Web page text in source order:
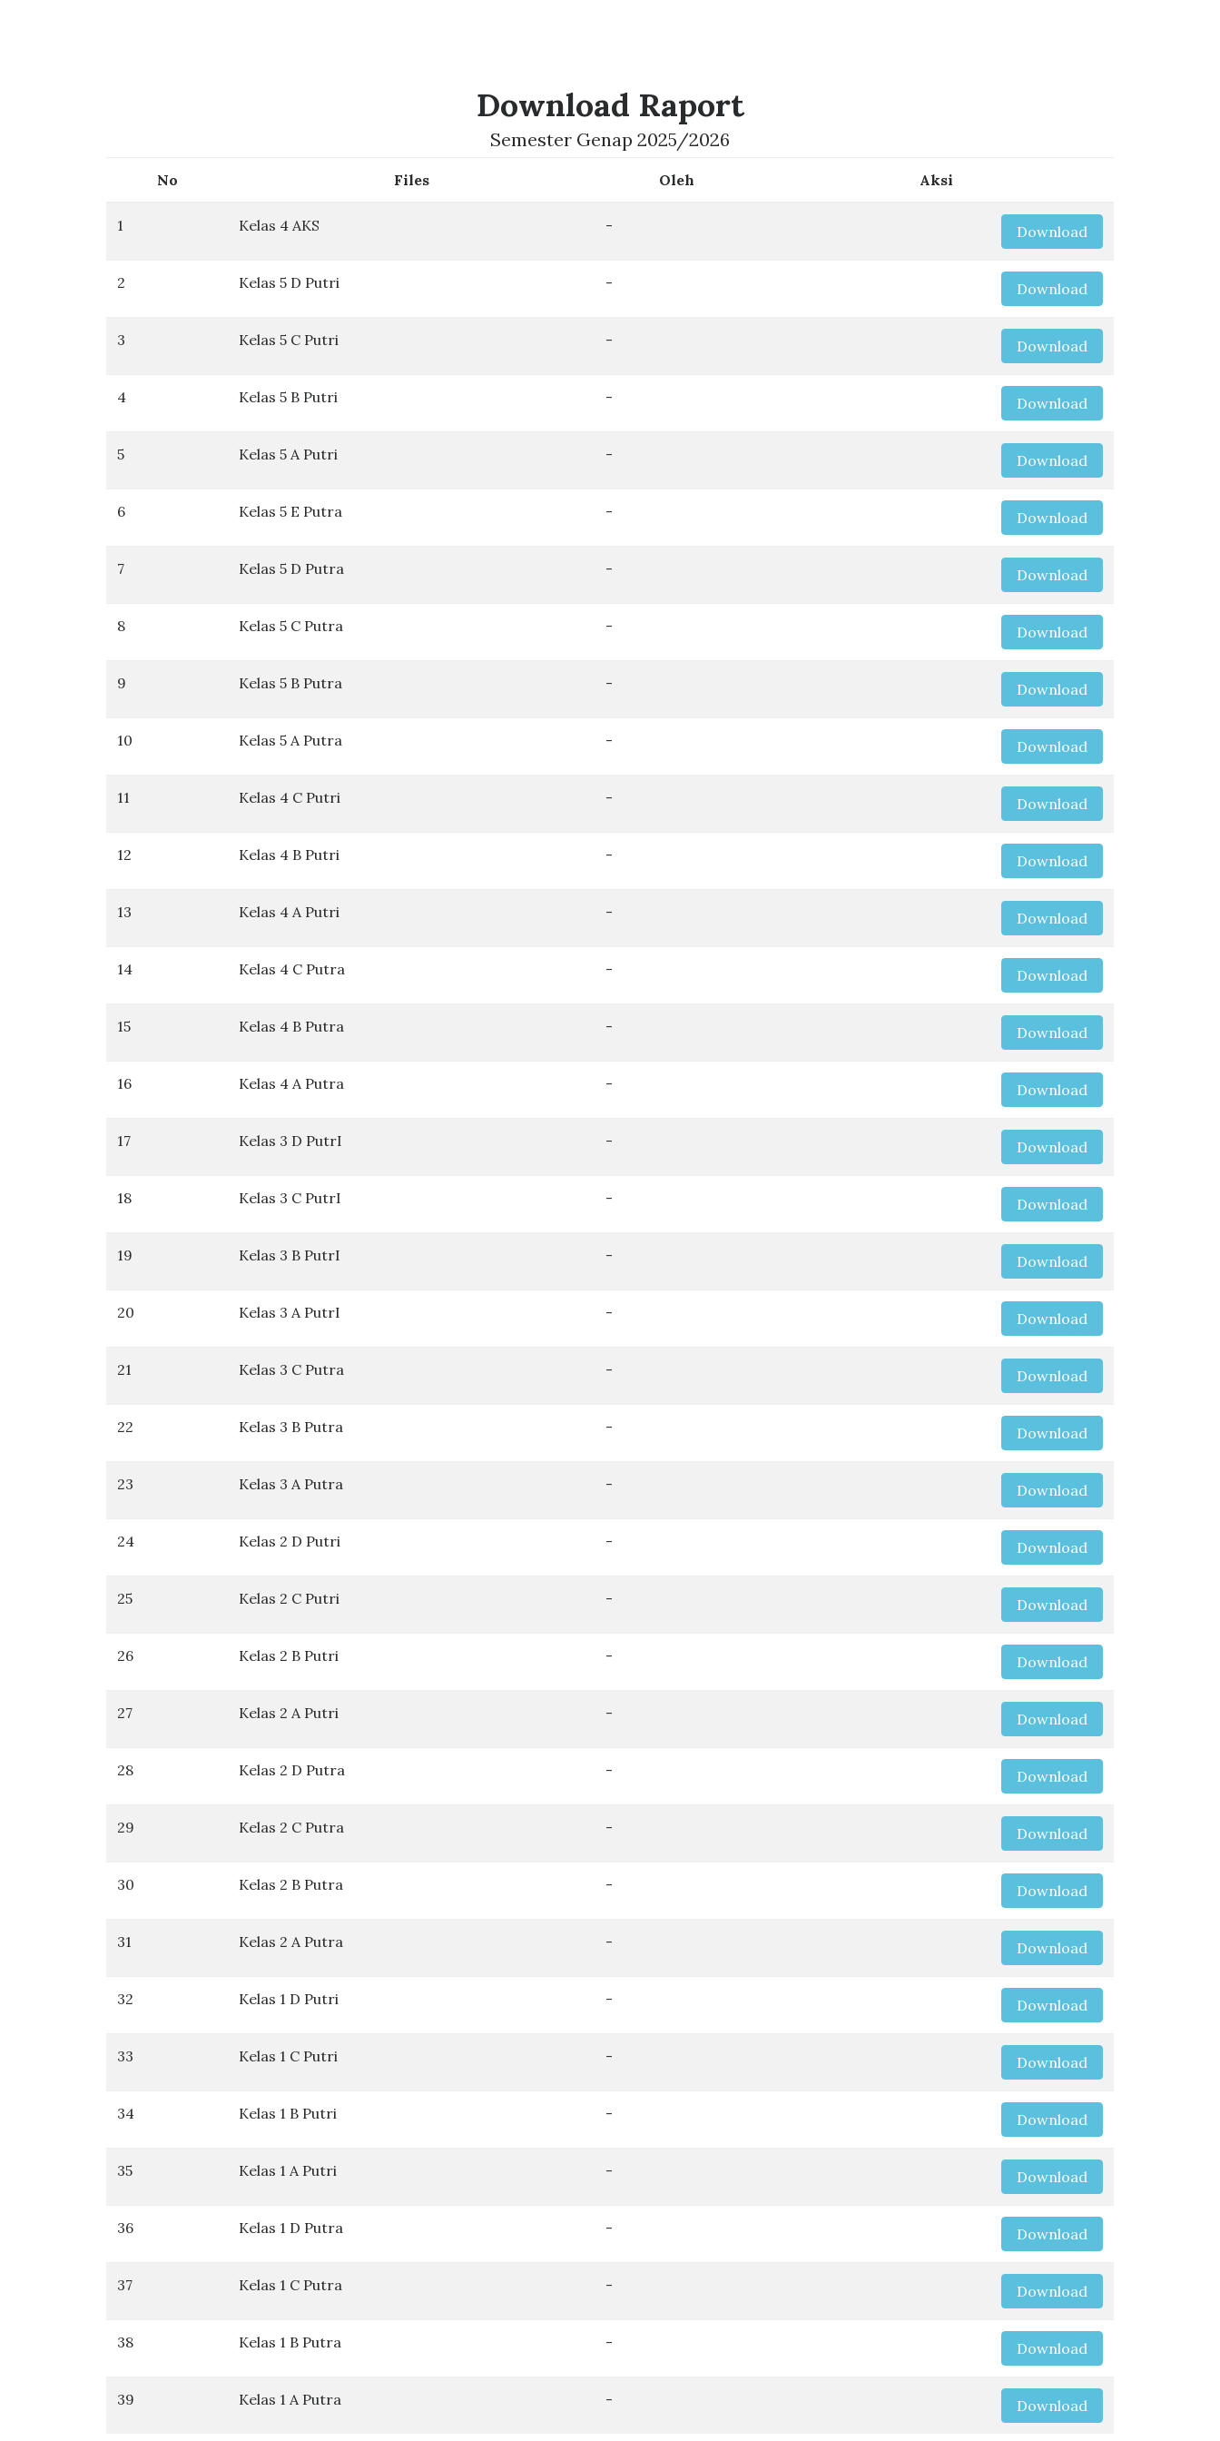
Download Raport
Semester Genap 2025/2026
No Files Oleh Aksi
1 Kelas 4 AKS - Download
2 Kelas 5 D Putri - Download
3 Kelas 5 C Putri - Download
4 Kelas 5 B Putri - Download
5 Kelas 5 A Putri - Download
6 Kelas 5 E Putra - Download
7 Kelas 5 D Putra - Download
8 Kelas 5 C Putra - Download
9 Kelas 5 B Putra - Download
10 Kelas 5 A Putra - Download
11 Kelas 4 C Putri - Download
12 Kelas 4 B Putri - Download
13 Kelas 4 A Putri - Download
14 Kelas 4 C Putra - Download
15 Kelas 4 B Putra - Download
16 Kelas 4 A Putra - Download
17 Kelas 3 D PutrI - Download
18 Kelas 3 C PutrI - Download
19 Kelas 3 B PutrI - Download
20 Kelas 3 A PutrI - Download
21 Kelas 3 C Putra - Download
22 Kelas 3 B Putra - Download
23 Kelas 3 A Putra - Download
24 Kelas 2 D Putri - Download
25 Kelas 2 C Putri - Download
26 Kelas 2 B Putri - Download
27 Kelas 2 A Putri - Download
28 Kelas 2 D Putra - Download
29 Kelas 2 C Putra - Download
30 Kelas 2 B Putra - Download
31 Kelas 2 A Putra - Download
32 Kelas 1 D Putri - Download
33 Kelas 1 C Putri - Download
34 Kelas 1 B Putri - Download
35 Kelas 1 A Putri - Download
36 Kelas 1 D Putra - Download
37 Kelas 1 C Putra - Download
38 Kelas 1 B Putra - Download
39 Kelas 1 A Putra - Download